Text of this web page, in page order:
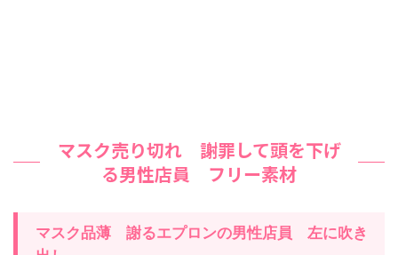
マスク売り切れ 謝罪して頭を下げ
る男性店員 フリー素材
マスク品薄 謝るエプロンの男性店員 左に吹き